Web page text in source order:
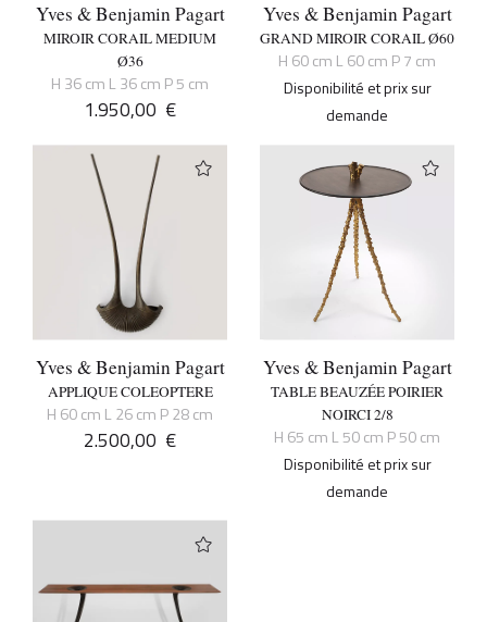
Yves & Benjamin Pagart
MIROIR CORAIL MEDIUM
Ø36
H 36 cm L 36 cm P 5 cm
1.950,00 €
Yves & Benjamin Pagart
GRAND MIROIR CORAIL Ø60
H 60 cm L 60 cm P 7 cm
Disponibilité et prix sur
demande
Yves & Benjamin Pagart
APPLIQUE COLEOPTERE
H 60 cm L 26 cm P 28 cm
2.500,00 €
Yves & Benjamin Pagart
TABLE BEAUZÉE POIRIER
NOIRCI 2/8
H 65 cm L 50 cm P 50 cm
Disponibilité et prix sur
demande